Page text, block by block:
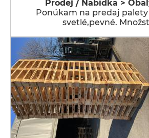
Prodej / Nabídka >
Ponúkam na predaj palety
svetlé,pevné.